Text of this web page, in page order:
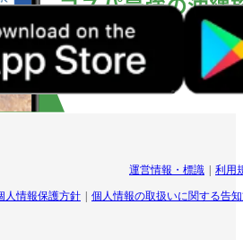
運営情報・標識 利用
人情報保護方針 個人情報の取扱いに関する告